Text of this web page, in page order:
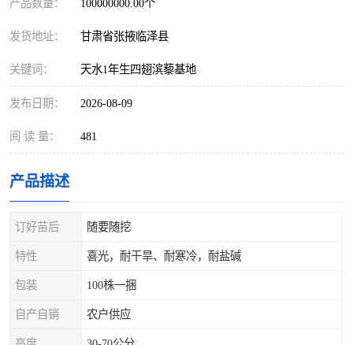
产品数量： 100000000.00个
发货地址： 甘肃省张掖临泽县
关键词： 天水1年生四翅滨藜基地
发布日期： 2026-08-09
阅 读 量： 481
产品描述
订好苗后 随要随挖
特性 喜光，耐干旱、耐寒冷，耐盐碱
包装 100株一捆
自产自销 农户供应